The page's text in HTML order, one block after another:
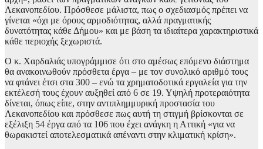
Λεκανοπεδίου. Πρόσθεσε μάλιστα, πως ο σχεδιασμός πρέπει να
γίνεται «όχι με όρους αρμοδιότητας, αλλά πραγματικής
δυνατότητας κάθε Δήμου» και με βάση τα ιδιαίτερα χαρακτηριστικά
κάθε περιοχής ξεχωριστά.
Ο κ. Χαρδαλιάς υπογράμμισε ότι στο αμέσως επόμενο διάστημα
θα ανακοινωθούν πρόσθετα έργα – με τον συνολικό αριθμό τους
να φτάνει έτσι στα 300 – ενώ τα χρηματοδοτικά εργαλεία για την
εκτέλεσή τους έχουν αυξηθεί από 6 σε 19. Υψηλή προτεραιότητα
δίνεται, όπως είπε, στην αντιπλημμυρική προστασία του
Λεκανοπεδίου και πρόσθεσε πως αυτή τη στιγμή βρίσκονται σε
εξέλιξη 54 έργα από τα 106 που έχει ανάγκη η Αττική «για να
θωρακιστεί αποτελεσματικά απέναντι στην κλιματική κρίση».